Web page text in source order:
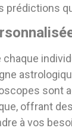
prédictions
sont
offrant
à vos